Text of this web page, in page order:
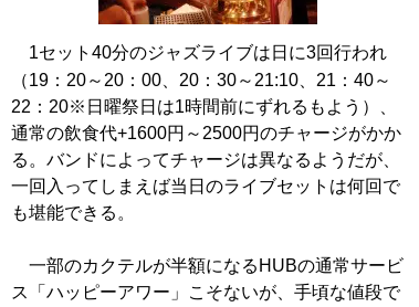
1セット40分のジャズライブは日に3回行われ
（19：20～20：00、20：30～21:10、21：40～
22：20※日曜祭日は1時間前にずれるもよう）、
通常の飲食代+1600円～2500円のチャージがかか
る。バンドによってチャージは異なるようだが、
一回入ってしまえば当日のライブセットは何回で
も堪能できる。
一部のカクテルが半額になるHUBの通常サービ
ス「ハッピーアワー」こそないが、手頃な値段で